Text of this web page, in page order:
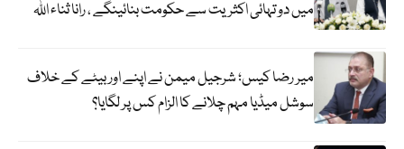
میں دو تہائی اکثریت سے حکومت بنائینگے ، رانا ثناء اللہ
میر رضا کیس؛ شرجیل میمن نے اپنے اور بیٹے کے خلاف
سوشل میڈیا مہم چلانے کا الزام کس پر لگایا؟